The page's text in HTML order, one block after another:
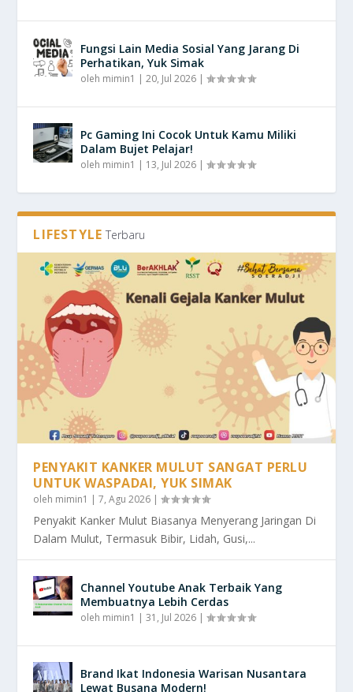
Fungsi Lain Media Sosial Yang Jarang Di
Perhatikan, Yuk Simak
oleh mimin1 |20, Jul 2026 |
Pc Gaming Ini Cocok Untuk Kamu Miliki
Dalam Bujet Pelajar!
oleh mimin1 | 13, Jul 2026 |
LIFESTYLE Terbaru
PENYAKIT KANKER MULUT SANGAT PERLU
UNTUK WASPADAI, YUK SIMAK
oleh mimin1 |7, Agu 2026 |
Penyakit Kanker Mulut Biasanya Menyerang Jaringan Di
Dalam Mulut, Termasuk Bibir, Lidah, Gusi,...
Channel Youtube Anak Terbaik Yang
Membuatnya Lebih Cerdas
oleh mimin1 |31, Jul 2026 |
Brand Ikat Indonesia Warisan Nusantara
Lewat Busana Modern!